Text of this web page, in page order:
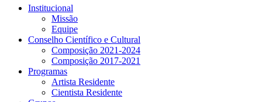
Institucional
Missão
Equipe
Conselho Científico e Cultural
Composição 2021-2024
Composição 2017-2021
Programas
Artista Residente
Cientista Residente